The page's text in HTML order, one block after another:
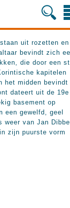
uit rozetten en
bevindt zich
die door een
kapitelen
het midden bevindt
dateert uit de 19e
basement op
een gewelfd, geel
weer van Jan
zijn puurste vorm